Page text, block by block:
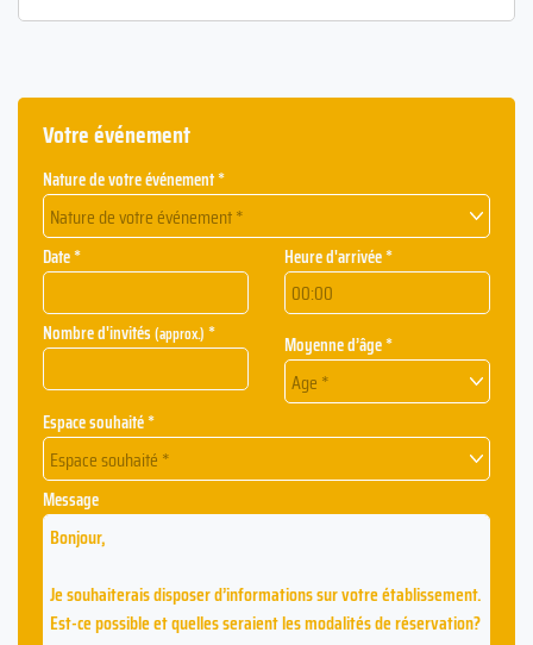
Votre événement
Nature de votre événement *
Nature de votre événement *
Date * Heure d'arrivée *
Nombre d'invités(approx.)* Moyenne d’âge *
Age *
Espace souhaité *
Espace souhaité *
Message